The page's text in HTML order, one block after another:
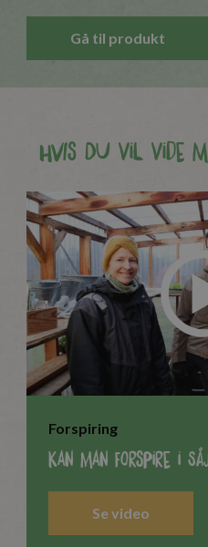
Gå til produkt
Hvis du vil vide
Forspiring
Kan man forspire i
Se video